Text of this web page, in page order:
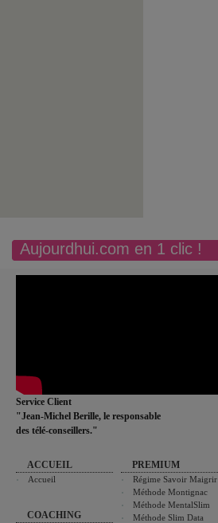
Aujourdhui.com en 1 clic !
Service Client
"Jean-Michel Berille, le responsable
des télé-conseillers."
ACCUEIL
Accueil
COACHING
PREMIUM
Régime Savoir Maigrir
Méthode Montignac
Méthode MentalSlim
Méthode Slim Data